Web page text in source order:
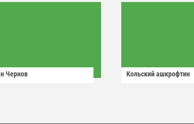
Чернов Кольский ашкрофтин